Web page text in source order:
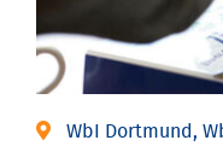
WbI Dortmund,